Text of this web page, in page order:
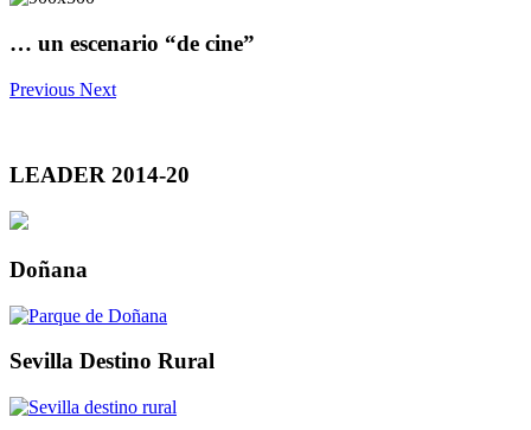
… un escenario “de cine”
Previous Next
LEADER 2014-20
Doñana
Sevilla Destino Rural